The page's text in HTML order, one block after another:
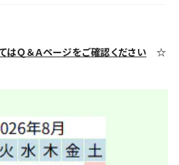
はＱ＆Ａページをご確認ください ☆